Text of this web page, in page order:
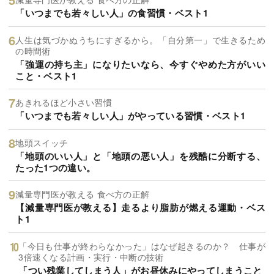
「いつまでも若々しい人」の食習慣・ベスト1
人生は気づかぬうちにすぎるから。「自分第一」で生きるため
の時間術
「強運の持ち主」になりたいなら、今すぐやめた方がいい
こと・ベスト1
あきれるほど小さい習慣
「いつまでも若々しい人」がやっている習慣・ベスト1
地頭スイッチ
「地頭のいい人」と「地頭の悪い人」を残酷に分断する、
たった1つの違い。
減量専門医が教える 食べ方の正解
【減量専門医が教える】走るより脂肪が燃える運動・ベス
ト1
「今日も仕事が終わらなかった」はなぜ起きるのか？ 仕事が
3倍速くなる計画・実行・中断の技術
「つい残業してしまう人」がお昼休みにやってしまうこと